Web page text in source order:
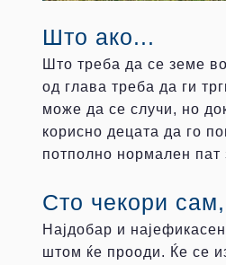
Што ако...
Што треба да се земе
од глава треба да ги
може да се случи, но
корисно децата да го
потполно нормален пат
Сто чекори
Најдобар и
штом ќе прооди. Ќе се